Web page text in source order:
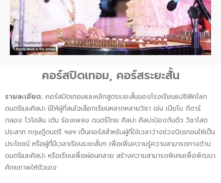
คอร์สปิดเทอม, คอร์สระยะสั้น
รายละเอียด: คอร์สปิดเทอมและหลักสูตรระยะสั้นของโรงเรียนแปซิฟิคโลก
ดนตรีและศิลปะ มีให้ผู้ที่สนใจเลือกเรียนหลากหลายวิชา เช่น เปียโน กีตาร์
กลอง ไวโอลิน เต้น ร้องเพลง ดนตรีไทย ศิลปะ ศิลปะป้องกันตัว วิชาโสต
ประสาท ทฤษฎีดนตรี ฯลฯ เป็นคอร์สสำหรับผู้ที่ใช้เวลาว่างช่วงปิดเทอมให้เป็น
ประโยชน์ หรือผู้ที่มีเวลาเรียนระยะสั้นๆ เพื่อเพิ่มความรู้ความสามารถทางด้าน
ดนตรีและศิลปะ หรือเรียนเพื่อผ่อนคลาย สร้างความสามารถพิเศษเพื่อพัฒนา
ศักยภาพให้ตัวเอง